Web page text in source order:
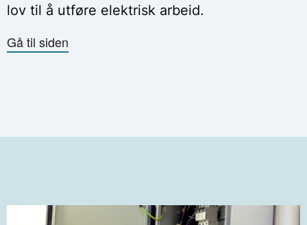
lov til å utføre elektrisk arbeid.
Gå til siden